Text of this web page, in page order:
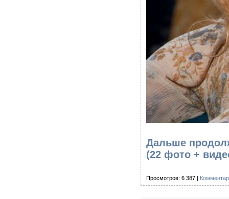
Дальше
(22 фото +
Просмотров: 6 387 |